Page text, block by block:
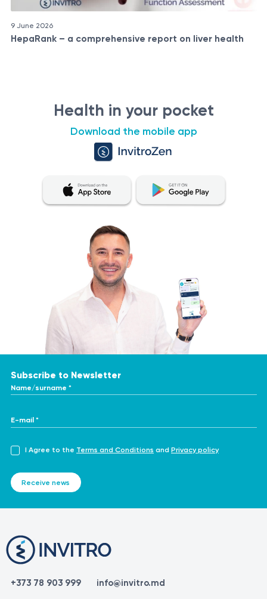
9 June 2026
HepaRank – a comprehensive report on liver health
Health in your pocket
Download the mobile app
Subscribe to Newsletter
Name/surname *
E-mail *
I Agree to the Terms and Conditions and Privacy policy
Receive news
+373 78 903 999 info@invitro.md